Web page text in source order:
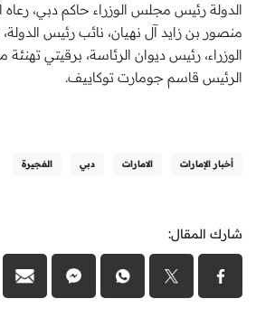
الدولة رئيس مجلس الوزراء حاكم دبي، رعاه
منصور بن زايد آل نهيان، نائب رئيس
الوزراء، رئيس ديوان الرئاسة، برقيتي تهنئة
الرئيس قاسم جومارت توكاييف.
أخبار الإمارات الامارات دبي الفجيرة
شارك المقال: